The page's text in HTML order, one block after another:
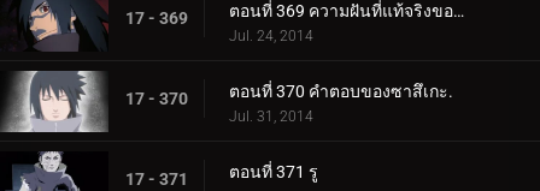
17 - 369 ตอนที่ 369 ความฝันที่แท้จริงของฉัน
Jul. 24, 2014
17 - 370 ตอนที่ 370 คำตอบของซาสึเกะ.
Jul. 31, 2014
17 - 371 ตอนที่ 371 รู